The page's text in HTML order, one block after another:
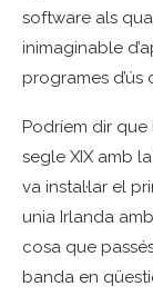
software als
inimaginable
programes d’ús
Podríem dir que
segle XIX amb
va instal·lar el
unia Irlanda
cosa que
banda en